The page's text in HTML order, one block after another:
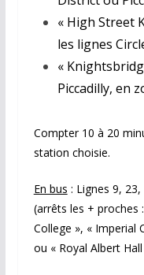
« High Street
les lignes
«
Piccadilly, en
Compter 10 à 20
station choisie.
En bus : Lignes 9,
(arrêts les + proches
College », « Imperial
ou « Royal Albert